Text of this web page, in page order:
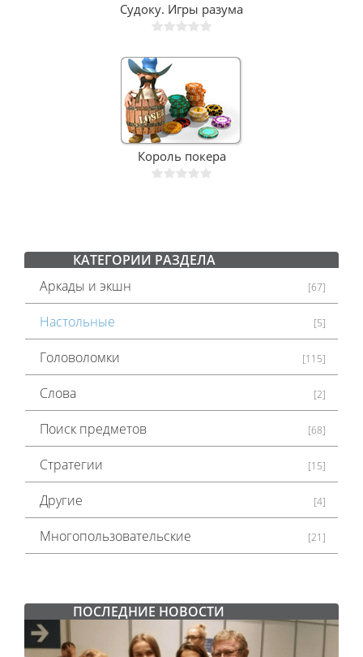
Судоку. Игры разума
Король покера
КАТЕГОРИИ РАЗДЕЛА
Аркады и экшн
[67]
Настольные [5]
Головоломки [115]
Слова [2]
Поиск предметов [68]
Стратегии [15]
Другие [4]
Многопользовательские [21]
ПОСЛЕДНИЕ НОВОСТИ